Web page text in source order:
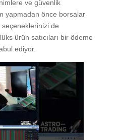
ve güvenlik
yapmadan önce borsalar
seçeneklerinizi de
ürün satıcıları bir ödeme
ediyor.